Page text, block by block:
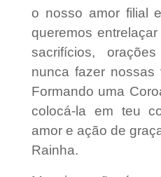
o nosso amor filial
queremos
sacrifícios,
nunca fazer nossas
Formando uma
colocá-la em teu
amor e ação de
Rainha.